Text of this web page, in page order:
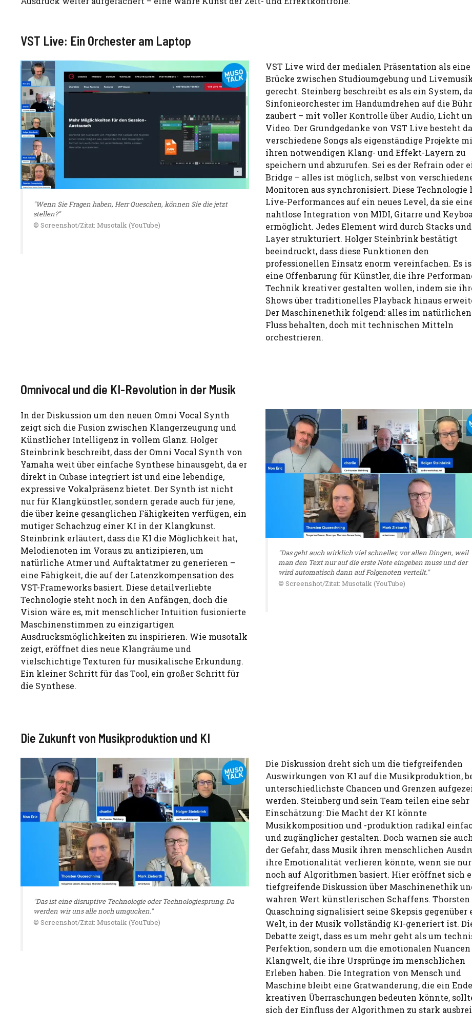
VST Live: Ein Orchester am Laptop
"Wenn Sie Fragen haben, Herr Queschen, können Sie die jetzt
stellen?"
© Screenshot/Zitat: Musotalk (YouTube)
VST Live wird der medialen Präsentation als eine
Brücke zwischen Studioumgebung und
gerecht. Steinberg beschreibt es als ein System,
Sinfonieorchester im Handumdrehen auf die
zaubert – mit voller Kontrolle über Audio, Licht
Video. Der Grundgedanke von VST Live besteht
verschiedene Songs als eigenständige Projekte
ihren notwendigen Klang- und Effekt-Layern zu
speichern und abzurufen. Sei es der Refrain oder
Bridge – alles ist möglich, selbst von
Monitoren aus synchronisiert. Diese Technologie
Live-Performances auf ein neues Level, da sie
nahtlose Integration von MIDI, Gitarre und
ermöglicht. Jedes Element wird durch Stacks und
Layer strukturiert. Holger Steinbrink bestätigt
beeindruckt, dass diese Funktionen den
professionellen Einsatz enorm vereinfachen. Es
eine Offenbarung für Künstler, die ihre
Technik kreativer gestalten wollen, indem sie
Shows über traditionelles Playback hinaus
Der Maschinenethik folgend: alles im natürlichen
Fluss behalten, doch mit technischen Mitteln
orchestrieren.
Omnivocal und die KI-Revolution in der Musik
In der Diskussion um den neuen Omni Vocal Synth
zeigt sich die Fusion zwischen Klangerzeugung und
Künstlicher Intelligenz in vollem Glanz. Holger
Steinbrink beschreibt, dass der Omni Vocal Synth von
Yamaha weit über einfache Synthese hinausgeht, da er
direkt in Cubase integriert ist und eine lebendige,
expressive Vokalpräsenz bietet. Der Synth ist nicht
nur für Klangkünstler, sondern gerade auch für jene,
die über keine gesanglichen Fähigkeiten verfügen, ein
mutiger Schachzug einer KI in der Klangkunst.
Steinbrink erläutert, dass die KI die Möglichkeit hat,
Melodienoten im Voraus zu antizipieren, um
natürliche Atmer und Auftaktatmer zu generieren –
eine Fähigkeit, die auf der Latenzkompensation des
VST-Frameworks basiert. Diese detailverliebte
Technologie steht noch in den Anfängen, doch die
Vision wäre es, mit menschlicher Intuition fusionierte
Maschinenstimmen zu einzigartigen
Ausdrucksmöglichkeiten zu inspirieren. Wie musotalk
zeigt, eröffnet dies neue Klangräume und
vielschichtige Texturen für musikalische Erkundung.
Ein kleiner Schritt für das Tool, ein großer Schritt für
die Synthese.
"Das geht auch wirklich viel schneller, vor allen Dingen, weil
man den Text nur auf die erste Note eingeben muss und der
wird automatisch dann auf Folgenoten verteilt."
© Screenshot/Zitat: Musotalk (YouTube)
Die Zukunft von Musikproduktion und KI
"Das ist eine disruptive Technologie oder Technologiesprung. Da
werden wir uns alle noch umgucken."
© Screenshot/Zitat: Musotalk (YouTube)
Die Diskussion dreht sich um die tiefgreifenden
Auswirkungen von KI auf die Musikproduktion,
unterschiedlichste Chancen und Grenzen
werden. Steinberg und sein Team teilen eine sehr
Einschätzung: Die Macht der KI könnte
Musikkomposition und -produktion radikal
und zugänglicher gestalten. Doch warnen sie
der Gefahr, dass Musik ihren menschlichen
ihre Emotionalität verlieren könnte, wenn sie nur
noch auf Algorithmen basiert. Hier eröffnet sich
tiefgreifende Diskussion über Maschinenethik
wahren Wert künstlerischen Schaffens. Thorsten
Quaschning signalisiert seine Skepsis gegenüber
Welt, in der Musik vollständig KI-generiert ist.
Debatte zeigt, dass es um mehr geht als um
Perfektion, sondern um die emotionalen Nuancen
Klangwelt, die ihre Ursprünge im menschlichen
Erleben haben. Die Integration von Mensch und
Maschine bleibt eine Gratwanderung, die ein
kreativen Überraschungen bedeuten könnte,
sich der Einfluss der Algorithmen zu stark